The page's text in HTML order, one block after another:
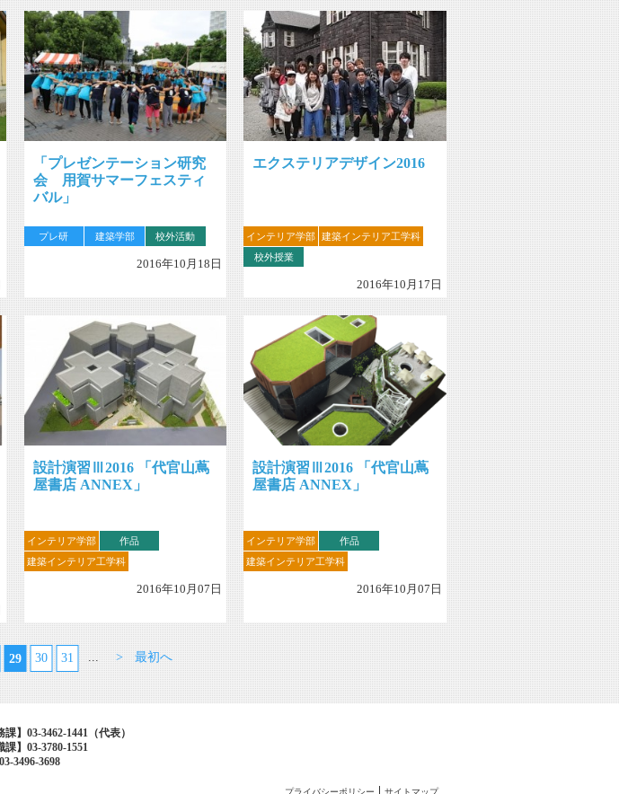
「プレゼンテーション研究
会 用賀サマーフェスティ
バル」
プレ研 建築学部 校外活動
2016年10月18日
エクステリアデザイン2016
インテリア学部
建築インテリア工学科
校外授業
2016年10月17日
設計演習Ⅲ2016 「代官山蔦
屋書店 ANNEX」
インテリア学部
作品
建築インテリア工学科
2016年10月07日
設計演習Ⅲ2016 「代官山蔦
屋書店 ANNEX」
インテリア学部
作品
建築インテリア工学科
2016年10月07日
29 30 31 ... > 最初へ
】03-3462-1441（代表）
課】03-3780-1551
3496-3698
プライバシーポリシー サイトマップ